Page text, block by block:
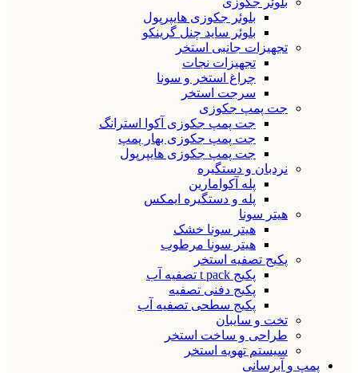
بلوئر جکوزی هایپرپول
بلوئر ساید چنل گرینکو
تجهیزات جانبی استخر
تجهیزات نجات
چراغ استخر و سونا
سرجت استخر
جت پمپ جکوزی
جت پمپ جکوزی آکوا استرانگ
جت پمپ جکوزی بهار پمپ
جت پمپ جکوزی هایپرپول
نردبان و دستگیره
پله آکوامارین
پله و دستگیره ایمکس
هیتر سونا
هیتر سونا خشک
هیتر سونا مرطوب
پکیج تصفیه استخر
پکیج t pack تصفیه آب
پکیج دفنی تصفیه
پکیج سطحی تصفیه آب
تخت و سایبان
طراحی و ساخت استخر
سیستم تهویه استخر
پمپ و آبرسانی